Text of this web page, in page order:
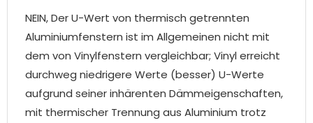
NEIN, Der U-Wert von thermisch getrennten
Aluminiumfenstern ist im Allgemeinen nicht mit
dem von Vinylfenstern vergleichbar; Vinyl erreicht
durchweg niedrigere Werte (besser) U-Werte
aufgrund seiner inhärenten Dämmeigenschaften,
mit thermischer Trennung aus Aluminium trotz